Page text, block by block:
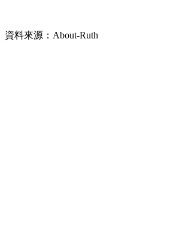
資料來源：About-Ruth